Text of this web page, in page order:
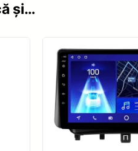
și…